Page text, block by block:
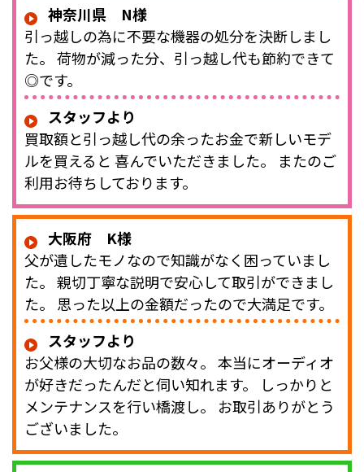
神奈川県 N様
引っ越しの為に不要な機器の処分を決断しまし
た。 荷物が減った分、引っ越し代も節約できて
◎です。
スタッフより
買取額と引っ越し代の余ったお金で新しいモデ
ルを買えると 喜んでいただきました。 またのご
利用お待ちしております。
大阪府 K様
父が遺したモノなので知識がなく困っていまし
た。 親切丁寧な説明で安心して取引ができまし
た。 思った以上の金額だったので大満足です。
スタッフより
お父様の大切なお品の数々。 本当にオーディオ
が好きだったんだと伺い知れます。 しっかりと
メンテナンスを行い橋渡し。 お取引ありがとう
ございました。